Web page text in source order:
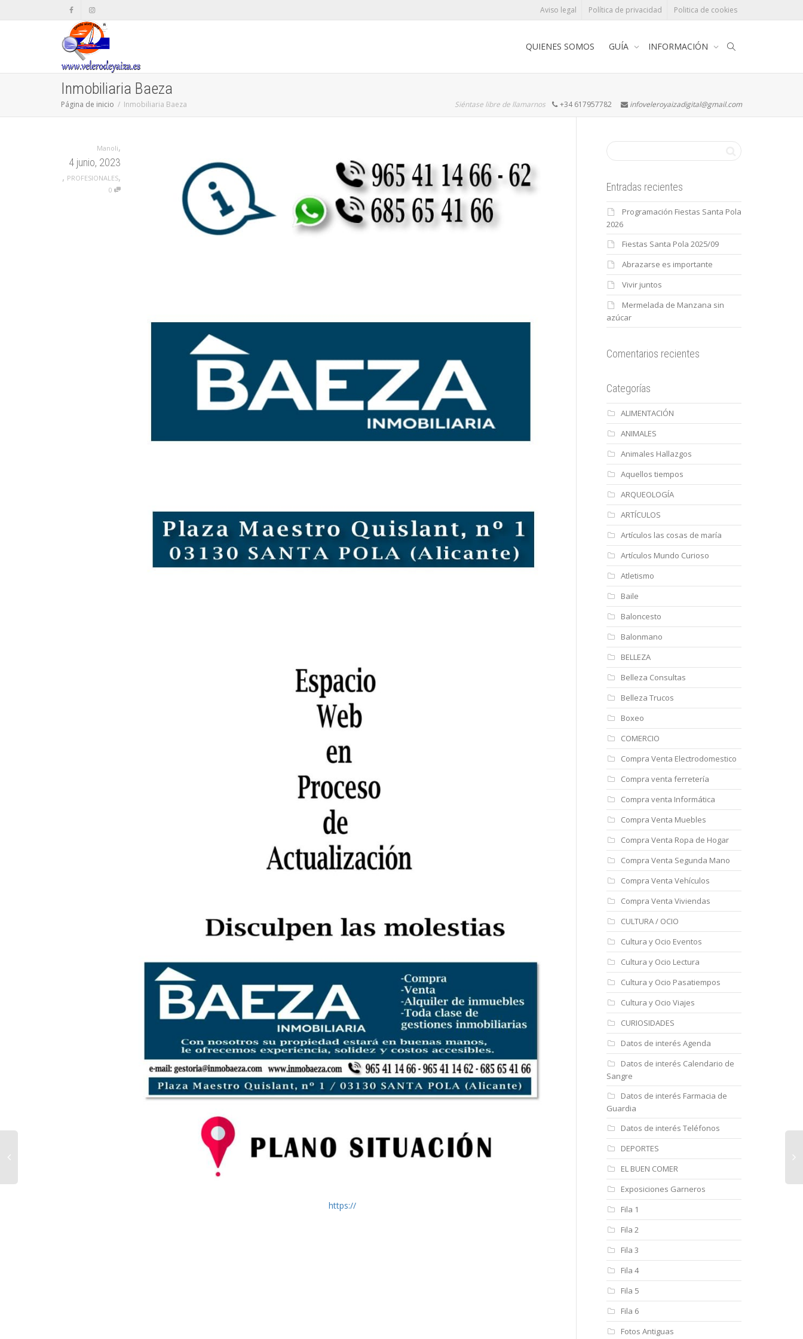
Aviso legal Política de privacidad Politica de cookies
QUIENES SOMOS GUÍA INFORMACIÓN
Inmobiliaria Baeza
Página de inicio Inmobiliaria Baeza Siéntase libre de llamarnos +34 617957782 infoveleroyaizadigital@gmail.com
Manoli,
4 junio, 2023
, PROFESIONALES,
0
https://
Entradas recientes
Programación Fiestas Santa Pola
2026
Fiestas Santa Pola 2025/09
Abrazarse es importante
Vivir juntos
Mermelada de Manzana sin
azúcar
Comentarios recientes
Categorías
ALIMENTACIÓN
ANIMALES
Animales Hallazgos
Aquellos tiempos
ARQUEOLOGÍA
ARTÍCULOS
Artículos las cosas de maría
Artículos Mundo Curioso
Atletismo
Baile
Baloncesto
Balonmano
BELLEZA
Belleza Consultas
Belleza Trucos
Boxeo
COMERCIO
Compra Venta Electrodomestico
Compra venta ferretería
Compra venta Informática
Compra Venta Muebles
Compra Venta Ropa de Hogar
Compra Venta Segunda Mano
Compra Venta Vehículos
Compra Venta Viviendas
CULTURA / OCIO
Cultura y Ocio Eventos
Cultura y Ocio Lectura
Cultura y Ocio Pasatiempos
Cultura y Ocio Viajes
CURIOSIDADES
Datos de interés Agenda
Datos de interés Calendario de
Sangre
Datos de interés Farmacia de
Guardia
Datos de interés Teléfonos
DEPORTES
EL BUEN COMER
Exposiciones Garneros
Fila 1
Fila 2
Fila 3
Fila 4
Fila 5
Fila 6
Fotos Antiguas